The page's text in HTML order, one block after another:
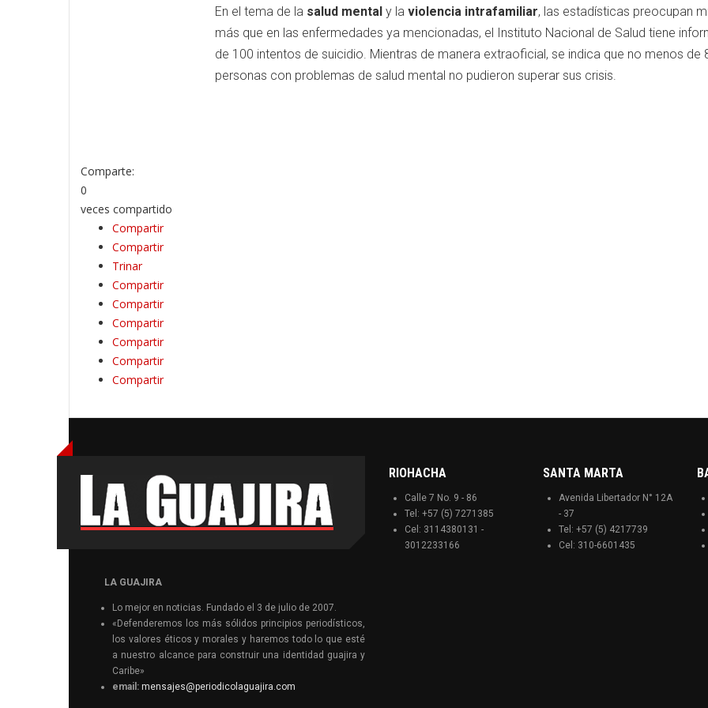
En el tema de la salud mental y la violencia intrafamiliar, las estadísticas preocupan
más que en las enfermedades ya mencionadas, el Instituto Nacional de Salud tiene
de 100 intentos de suicidio. Mientras de manera extraoficial, se indica que no menos de
personas con problemas de salud mental no pudieron superar sus crisis.
Comparte:
0
veces compartido
Compartir
Compartir
Trinar
Compartir
Compartir
Compartir
Compartir
Compartir
Compartir
LA GUAJIRA
Lo mejor en noticias. Fundado el 3 de julio de 2007.
«Defenderemos los más sólidos principios periodísticos,
los valores éticos y morales y haremos todo lo que esté
a nuestro alcance para construir una identidad guajira y
Caribe»
email: mensajes@periodicolaguajira.com
RIOHACHA
Calle 7 No. 9 - 86
Tel: +57 (5) 7271385
Cel: 3114380131 -
3012233166
SANTA MARTA
Avenida Libertador N° 12A
- 37
Tel: +57 (5) 4217739
Cel: 310-6601435